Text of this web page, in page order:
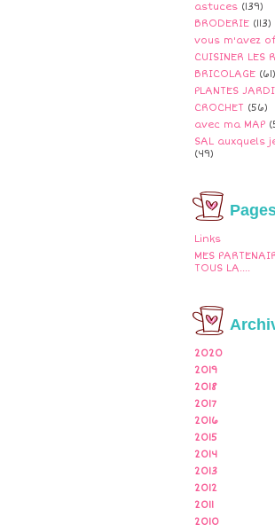
astuces (139)
BRODERIE (113)
vous m'avez
CUISINER LES
BRICOLAGE (61)
PLANTES
CROCHET (56)
avec ma MAP
SAL auxquels
(49)
Links
MES
TOUS LA....
2020
2019
2018
2017
2016
2015
2014
2013
2012
2011
2010